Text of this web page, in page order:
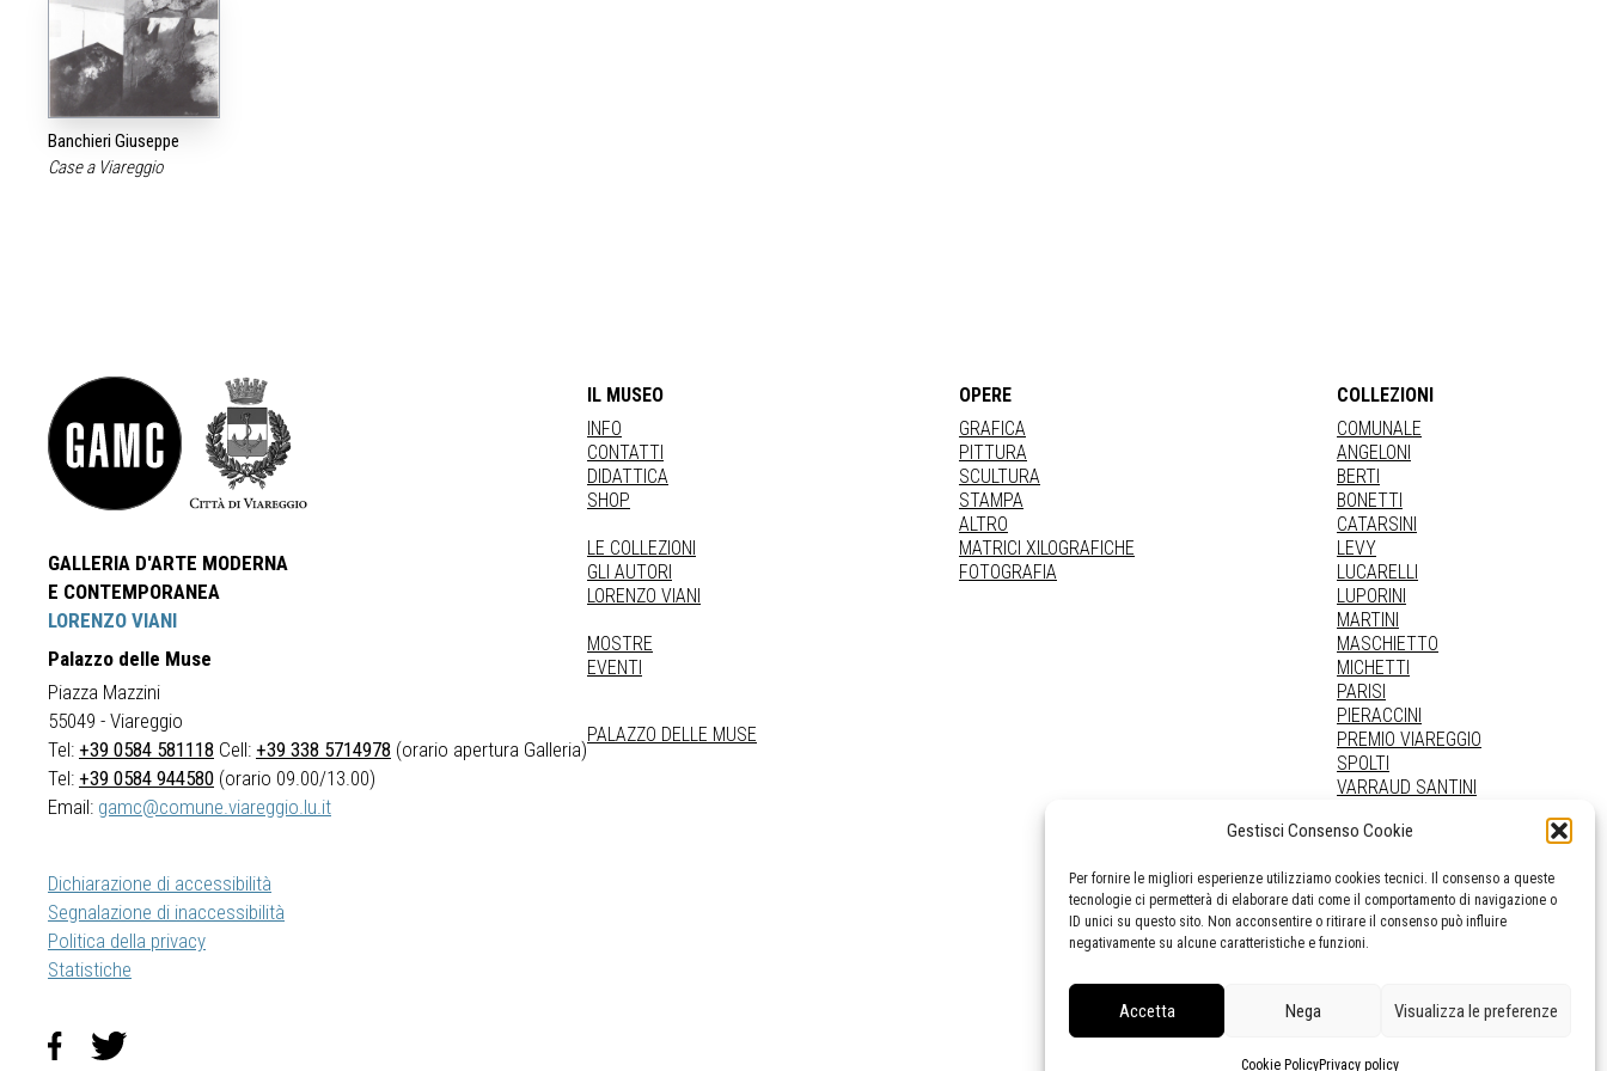
Gestisci Consenso Cookie
Per fornire le migliori esperienze utilizziamo cookies tecnici. Il consenso a queste
tecnologie ci permetterà di elaborare dati come il comportamento di navigazione o
ID unici su questo sito. Non acconsentire o ritirare il consenso può influire
negativamente su alcune caratteristiche e funzioni.
Accetta Nega Visualizza le preferenze
Cookie PolicyPrivacy policy
Banchieri Giuseppe
Case a Viareggio
GALLERIA D'ARTE MODERNA
E CONTEMPORANEA
LORENZO VIANI
Palazzo delle Muse
Piazza Mazzini
55049 - Viareggio
Tel: +39 0584 581118 Cell: +39 338 5714978 (orario apertura Galleria)
Tel: +39 0584 944580 (orario 09.00/13.00)
Email: gamc@comune.viareggio.lu.it
Dichiarazione di accessibilità
Segnalazione di inaccessibilità
Politica della privacy
Statistiche
IL MUSEO
INFO
CONTATTI
DIDATTICA
SHOP
LE COLLEZIONI
GLI AUTORI
LORENZO VIANI
MOSTRE
EVENTI
PALAZZO DELLE MUSE
OPERE
GRAFICA
PITTURA
SCULTURA
STAMPA
ALTRO
MATRICI XILOGRAFICHE
FOTOGRAFIA
COLLEZIONI
COMUNALE
ANGELONI
BERTI
BONETTI
CATARSINI
LEVY
LUCARELLI
LUPORINI
MARTINI
MASCHIETTO
MICHETTI
PARISI
PIERACCINI
PREMIO VIAREGGIO
SPOLTI
VARRAUD SANTINI